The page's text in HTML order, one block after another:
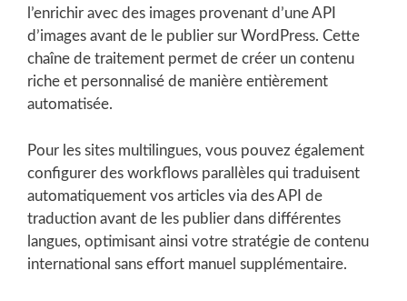
l’enrichir avec des images provenant d’une API
d’images avant de le publier sur WordPress. Cette
chaîne de traitement permet de créer un contenu
riche et personnalisé de manière entièrement
automatisée.
Pour les sites multilingues, vous pouvez également
configurer des workflows parallèles qui traduisent
automatiquement vos articles via des API de
traduction avant de les publier dans différentes
langues, optimisant ainsi votre stratégie de contenu
international sans effort manuel supplémentaire.